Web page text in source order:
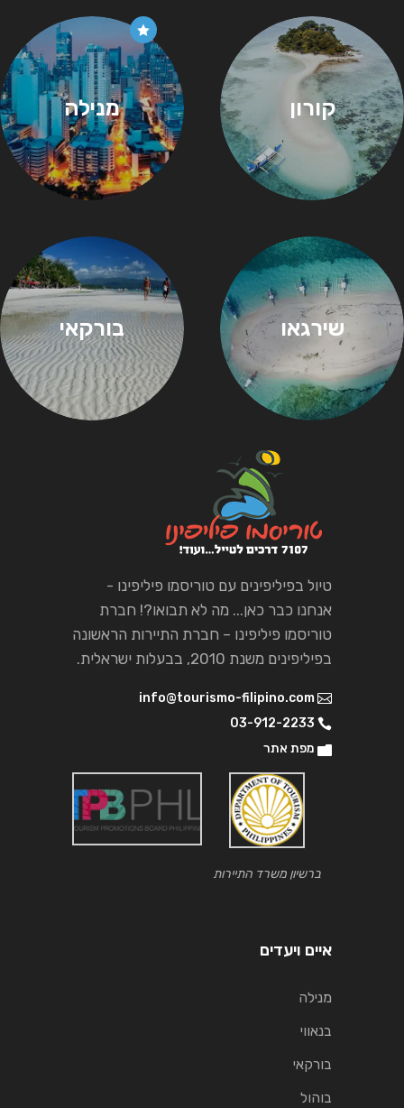
קורון מנילה
שירגאו בורקאי
טיול בפיליפינים עם טוריסמו פיליפינו -
אנחנו כבר כאן... מה לא תבואו?! חברת
טוריסמו פיליפינו – חברת התיירות הראשונה
בפיליפינים משנת 2010, בבעלות ישראלית.
info@tourismo-filipino.com
03-912-2233
מפת אתר
ברשיון משרד התיירות
איים ויעדים
מנילה
בנאווי
בורקאי
בוהול